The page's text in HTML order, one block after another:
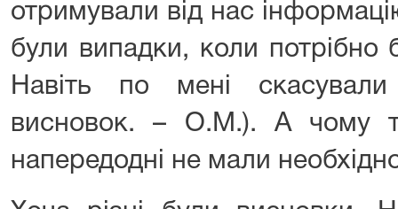
отримували від нас
були випадки, коли потрібно
Навіть по мені скасували
висновок. – О.М.). А чому
напередодні не мали